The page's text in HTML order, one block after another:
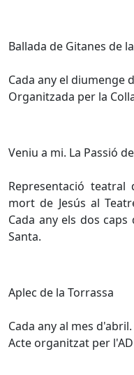
Ballada de Gitanes de
Cada any el diumenge
Organitzada per la
Veniu a mi. La Passió
Representació
mort de Jesús al
Cada any els dos
Santa.
Aplec de la Torrassa
Cada any al mes d'abril.
Acte organitzat per